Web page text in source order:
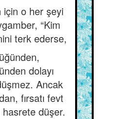
için o her şeyi
“Kim
terk ederse,
dolayı
Ancak
fırsatı fevt
düşer.